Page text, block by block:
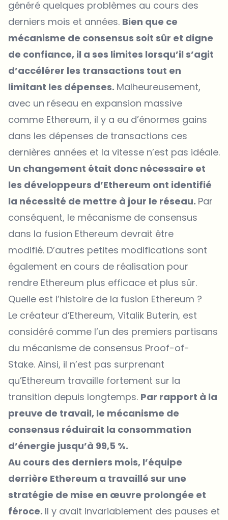
généré quelques problèmes au cours des
derniers mois et années. Bien que ce
mécanisme de consensus soit sûr et digne
de confiance, il a ses limites lorsqu’il s’agit
d’accélérer les transactions tout en
limitant les dépenses. Malheureusement,
avec un réseau en expansion massive
comme Ethereum, il y a eu d’énormes gains
dans les dépenses de transactions ces
dernières années et la vitesse n’est pas idéale.
Un changement était donc nécessaire et
les développeurs d’Ethereum ont identifié
la nécessité de mettre à jour le réseau. Par
conséquent, le mécanisme de consensus
dans la fusion Ethereum devrait être
modifié. D’autres petites modifications sont
également en cours de réalisation pour
rendre Ethereum plus efficace et plus sûr.
Quelle est l’histoire de la fusion Ethereum ?
Le créateur d’Ethereum, Vitalik Buterin, est
considéré comme l’un des premiers partisans
du mécanisme de consensus Proof-of-
Stake. Ainsi, il n’est pas surprenant
qu’Ethereum travaille fortement sur la
transition depuis longtemps. Par rapport à la
preuve de travail, le mécanisme de
consensus réduirait la consommation
d’énergie jusqu’à 99,5 %.
Au cours des derniers mois, l’équipe
derrière Ethereum a travaillé sur une
stratégie de mise en œuvre prolongée et
féroce. Il y avait invariablement des pauses et